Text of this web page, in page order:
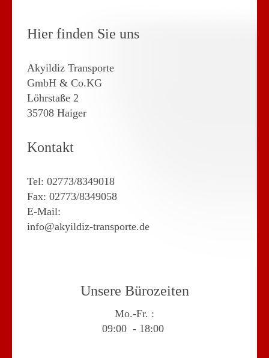
Hier finden Sie uns
Akyildiz Transporte
GmbH & Co.KG
Löhrstaße 2
35708 Haiger
Kontakt
Tel: 02773/8349018
Fax: 02773/8349058
E-Mail:
info@akyildiz-transporte.de
Unsere Bürozeiten
Mo.-Fr. :
09:00 - 18:00